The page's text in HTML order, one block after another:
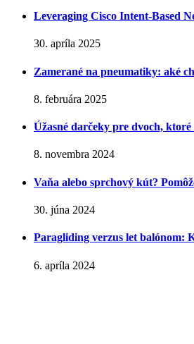
Leveraging Cisco Intent-Based
30. apríla 2025
Zamerané na pneumatiky: aké
8. februára 2025
Úžasné darčeky pre dvoch,
8. novembra 2024
Vaňa alebo sprchový kút?
30. júna 2024
Paragliding verzus let balónom:
6. apríla 2024